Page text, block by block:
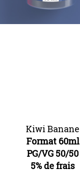
Kiwi Banane
Format 60ml
PG/VG 50/50
5% de frais